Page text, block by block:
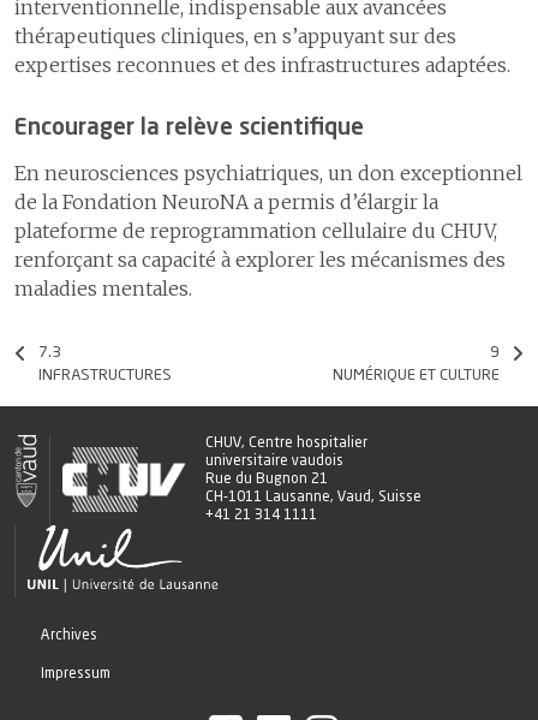
interventionnelle, indispensable aux avancées
thérapeutiques cliniques, en s’appuyant sur des
expertises reconnues et des infrastructures adaptées.
Encourager la relève scientifique
En neurosciences psychiatriques, un don exceptionnel
de la Fondation NeuroNA a permis d’élargir la
plateforme de reprogrammation cellulaire du CHUV,
renforçant sa capacité à explorer les mécanismes des
maladies mentales.
7.3
INFRASTRUCTURES
9
NUMÉRIQUE ET CULTURE
CHUV, Centre hospitalier
universitaire vaudois
Rue du Bugnon 21
CH-1011 Lausanne, Vaud, Suisse
+41 21 314 1111
Archives
Impressum